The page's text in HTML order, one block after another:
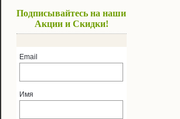
Подписывайтесь на наши
Акции и Скидки!
Email
Имя